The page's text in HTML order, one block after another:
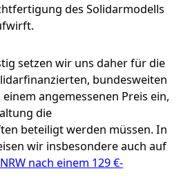
des Solidarmodells
setzen wir uns daher für die
bundesweiten
angemessenen Preis ein,
die
beteiligt werden müssen. In
wir insbesondere auch auf
nach einem 129 €-